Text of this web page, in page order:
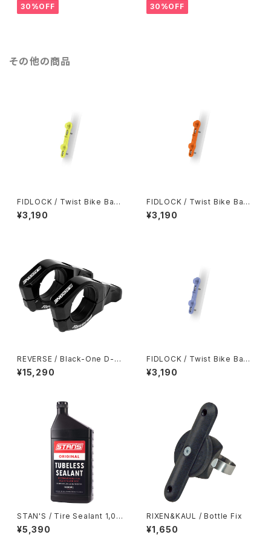
30%OFF 30%OFF
その他の商品
FIDLOCK / Twist Bike Base
/ Yellow
¥3,190
FIDLOCK / Twist Bike Base
/ Orange
¥3,190
REVERSE / Black-One D-2
Direct Mount Stem / Black
¥15,290
FIDLOCK / Twist Bike Base
/ Lilac
¥3,190
STAN'S / Tire Sealant 1,00
0ml
¥5,390
RIXEN&KAUL / Bottle Fix
¥1,650